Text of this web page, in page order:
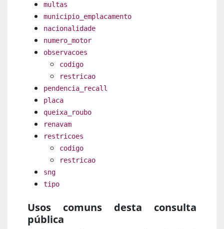
multas
municipio_emplacamento
nacionalidade
numero_motor
observacoes
codigo
restricao
pendencia_recall
placa
queixa_roubo
renavam
restricoes
codigo
restricao
sng
tipo
Usos comuns desta consulta
pública